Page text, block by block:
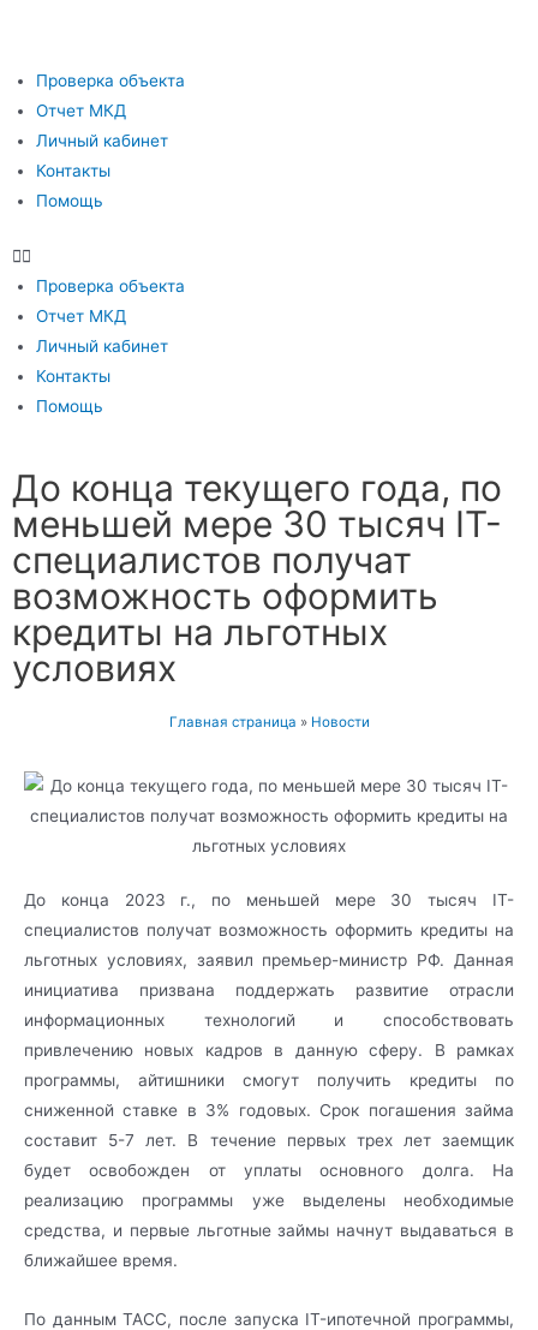
Проверка объекта
Отчет МКД
Личный кабинет
Контакты
Помощь
Проверка объекта
Отчет МКД
Личный кабинет
Контакты
Помощь
До конца текущего года, по
меньшей мере 30 тысяч IT-
специалистов получат
возможность оформить
кредиты на льготных
условиях
Главная страница » Новости
До конца 2023 г., по меньшей мере 30 тысяч IT-
специалистов получат возможность оформить кредиты на
льготных условиях, заявил премьер-министр РФ. Данная
инициатива призвана поддержать развитие отрасли
информационных технологий и способствовать
привлечению новых кадров в данную сферу. В рамках
программы, айтишники смогут получить кредиты по
сниженной ставке в 3% годовых. Срок погашения займа
составит 5-7 лет. В течение первых трех лет заемщик
будет освобожден от уплаты основного долга. На
реализацию программы уже выделены необходимые
средства, и первые льготные займы начнут выдаваться в
ближайшее время.
По данным ТАСС, после запуска IT-ипотечной программы,